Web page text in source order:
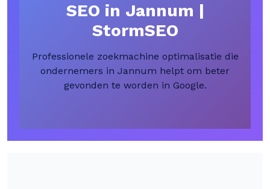
SEO in Jannum |
StormSEO
Professionele zoekmachine optimalisatie die
ondernemers in Jannum helpt om beter
gevonden te worden in Google.